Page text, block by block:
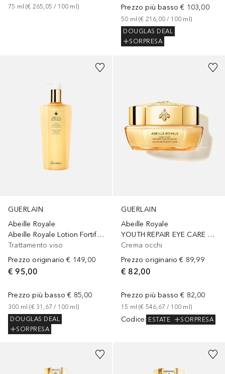
75 ml (€ 265,05 / 100 ml ) Prezzo più basso € 103,00
50 ml (€ 216,00 / 100 ml )
DOUGLAS DEAL
SORPRESA
GUERLAIN
Abeille Royale
Abeille Royale Lotion Fortifiante à la Gelée Royale
Trattamento viso
Prezzo originario € 149,00
€ 95,00
Prezzo più basso € 85,00
300 ml (€ 31,67 / 100 ml )
DOUGLAS DEAL
SORPRESA
GUERLAIN
Abeille Royale
YOUTH REPAIR EYE CARE – TRATTAMENTO CONTORNO OCCHI
Crema occhi
Prezzo originario € 89,99
€ 82,00
Prezzo più basso € 82,00
15 ml (€ 546,67 / 100 ml )
Codice: ESTATE SORPRESA